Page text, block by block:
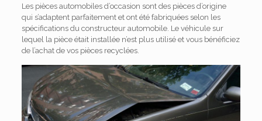
Les pièces automobiles d’occasion sont des pièces d’origine
qui s’adaptent parfaitement et ont été fabriquées selon les
spécifications du constructeur automobile. Le véhicule sur
lequel la pièce était installée n’est plus utilisé et vous bénéficiez
de l’achat de vos pièces recyclées.